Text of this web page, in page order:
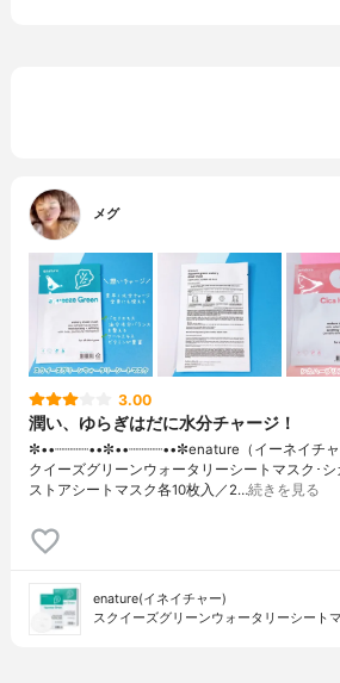
メグ
3.00
潤い、ゆらぎはだに水分チャージ！
✼••┈┈┈┈••✼••┈┈┈┈••✼enature（イーネイチ
クイーズグリーンウォータリーシートマスク･シ
ストアシートマスク各10枚入／2…続きを見る
enature(イネイチャー)
スクイーズグリーンウォータリーシート